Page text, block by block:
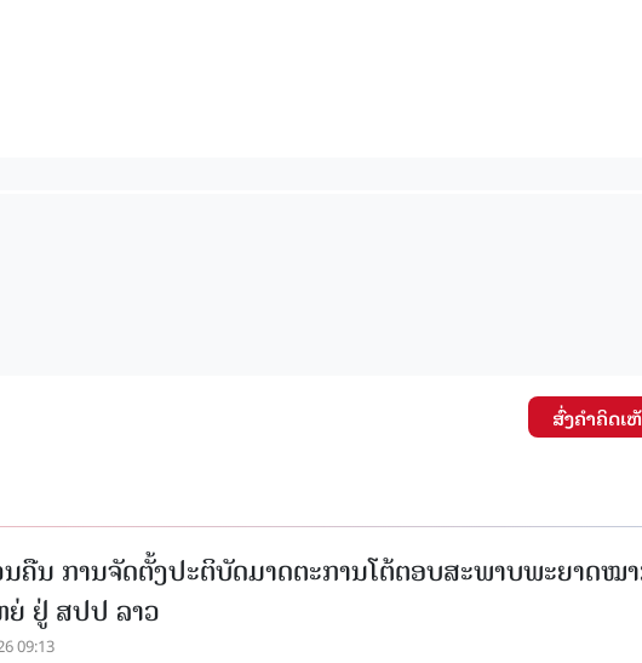
ສົ່ງຄໍາຄິດເ
ຄືນ ການຈັດຕັ້ງປະຕິບັດມາດຕະການໂຕ້ຕອບສະພາບພະຍາດໝ
ຍ່ ຢູ່ ສປປ ລາວ
09:13